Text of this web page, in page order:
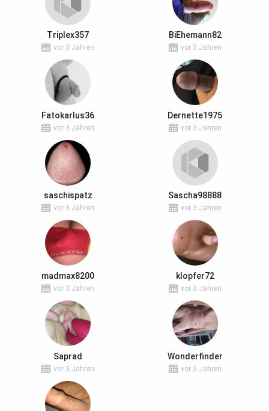
Triplex357
vor 3 Jahren
BiEhemann82
vor 3 Jahren
Fatokarlus36
vor 3 Jahren
Dernette1975
vor 3 Jahren
saschispatz
vor 3 Jahren
Sascha98888
vor 3 Jahren
madmax8200
vor 3 Jahren
klopfer72
vor 3 Jahren
Saprad
vor 3 Jahren
Wonderfinder
vor 3 Jahren